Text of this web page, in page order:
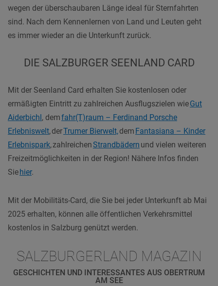
wegen der überschaubaren Länge ideal für Sternfahrten
sind. Nach dem Kennenlernen von Land und Leuten geht
es immer wieder an die Unterkunft zurück.
DIE SALZBURGER SEENLAND CARD
Mit der Seenland Card erhalten Sie kostenlosen oder
ermäßigten Eintritt zu zahlreichen Ausflugszielen wieGut
Aiderbichl , demfahr(T)raum – Ferdinand Porsche
Erlebniswelt, derTrumer Bierwelt,dem Fantasiana – Kinder
Erlebnispark, zahlreichenStrandbädern und vielen weiteren
Freizeitmöglichkeiten in der Region! Nähere Infos finden
Sie hier.
Mit der Mobilitäts-Card, die Sie bei jeder Unterkunft ab Mai
2025 erhalten, können alle öffentlichen Verkehrsmittel
kostenlos in Salzburg genützt werden.
SALZBURGERLAND MAGAZIN
GESCHICHTEN UND INTERESSANTES AUS OBERTRUM
AM SEE